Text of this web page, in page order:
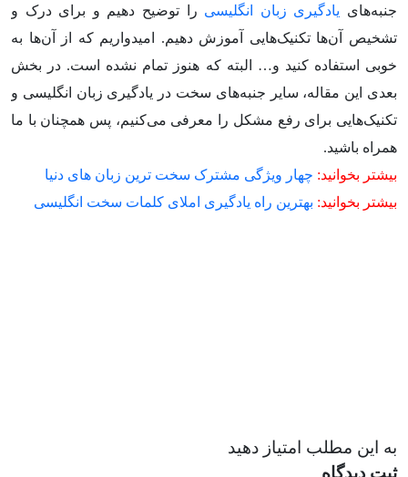
جنبه‌های یادگیری زبان انگلیسی را توضیح دهیم و برای درک و
تشخیص آن‌ها تکنیک‌هایی آموزش دهیم. امیدواریم که از آن‌ها به
خوبی استفاده کنید و… البته که هنوز تمام نشده است. در بخش
بعدی این مقاله، سایر جنبه‌های سخت در یادگیری زبان انگلیسی و
تکنیک‌هایی برای رفع مشکل را معرفی می‌کنیم، پس همچنان با ما
همراه باشید.
بیشتر بخوانید: چهار ویژگی مشترک سخت ترین زبان های دنیا
بیشتر بخوانید: بهترین راه یادگیری املای کلمات سخت انگلیسی
به این مطلب امتیاز دهید
ثبت دیدگاه